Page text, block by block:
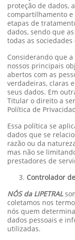
proteção de dados,
compartilhamento e
etapas de
dados, sendo que
todas as sociedades
Considerando que a
nossos principais
abertos com as
verdadeiras, claras
seus dados. Em
Titular o direito a
Política de
Essa política se
dados que se
razão ou da
mas não se
prestadores de
Controlador
NÓS da LIPETRAL
coletamos nos
nós quem
dados pessoais e
utilizadas.